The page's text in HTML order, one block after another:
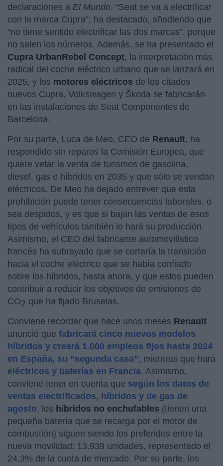
declaraciones a El Mundo. “Seat se va a electrificar
con la marca Cupra”, ha destacado, añadiendo que
“no tiene sentido electrificar las dos marcas”, porque
no salen los números. Además, se ha presentado el
Cupra UrbanRebel Concept, la interpretación más
radical del coche eléctrico urbano que se lanzará en
2025, y los motores eléctricos de los citados
nuevos Cupra, Volkswagen y Škoda se fabricarán
en las instalaciones de Seat Componentes de
Barcelona.
Por su parte, Luca de Meo, CEO de Renault, ha
respondido sin reparos la Comisión Europea, que
quiere vetar la venta de turismos de gasolina,
diesel, gas e híbridos en 2035 y que sólo se vendan
eléctricos. De Meo ha dejado entrever que esta
prohibición puede tener consecuencias laborales, o
sea despidos, y es que si bajan las ventas de esos
tipos de vehículos también lo hará su producción.
Asimismo, el CEO del fabricante automovilístico
francés ha subrayado que se cortaría la transición
hacia el coche eléctrico que se había confiado
sobre los híbridos, hasta ahora, y que estos pueden
contribuir a reducir los objetivos de emisiones de
CO2 que ha fijado Bruselas.
Conviene recordar que hace unos meses Renault
anunció que fabricará cinco nuevos modelos
híbridos y creará 1.000 empleos fijos hasta 2024
en España, su “segunda casa”, mientras que hará
eléctricos y baterías en Francia. Asimismo,
conviene tener en cuenta que según los datos de
ventas electrificados, híbridos y de gas de
agosto, los híbridos no enchufables (tienen una
pequeña batería que se recarga por el motor de
combustión) siguen siendo los preferidos entre la
nueva movilidad: 13.939 unidades, representado el
24,3% de la cuota de mercado. Por su parte, los